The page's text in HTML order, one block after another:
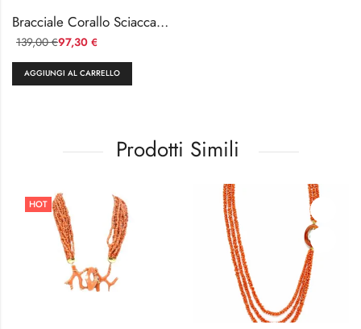
Bracciale Corallo Sciacca e Ematite Naturale 18cm
97,30 €
139,00€
AGGIUNGI AL CARRELLO
Prodotti Simili
HOT